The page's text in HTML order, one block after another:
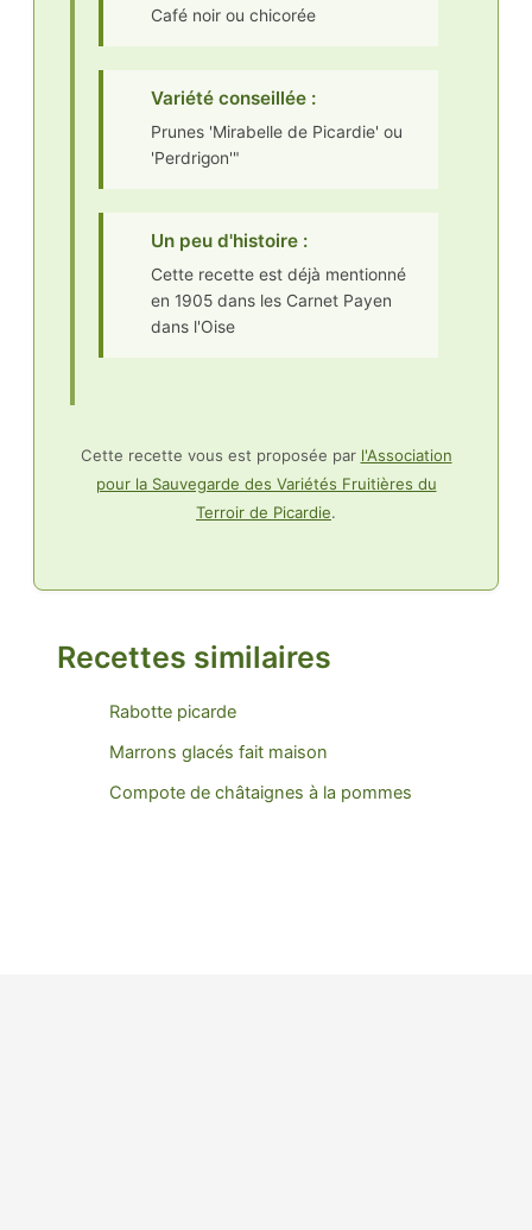
Café noir ou chicorée
Variété conseillée :
Prunes 'Mirabelle de Picardie' ou
'Perdrigon'"
Un peu d'histoire :
Cette recette est déjà mentionné
en 1905 dans les Carnet Payen
dans l'Oise
Cette recette vous est proposée par l'Association
pour la Sauvegarde des Variétés Fruitières du
Terroir de Picardie.
Recettes similaires
Rabotte picarde
Marrons glacés fait maison
Compote de châtaignes à la pommes